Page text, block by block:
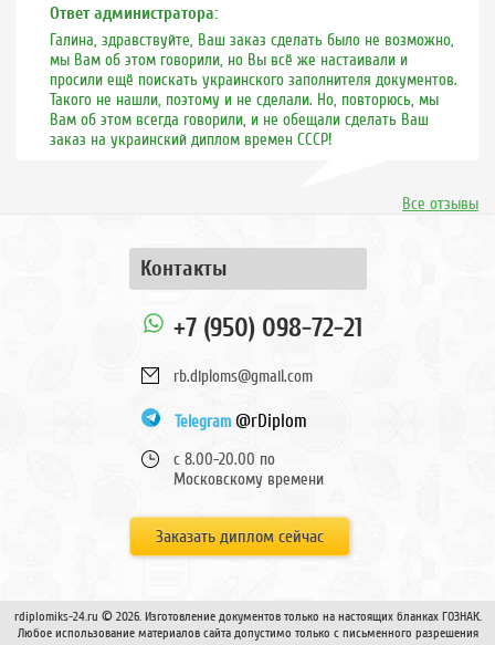
Ответ администратора:
Галина, здравствуйте, Ваш заказ сделать было не возможно,
мы Вам об этом говорили, но Вы всё же настаивали и
просили ещё поискать украинского заполнителя документов.
Такого не нашли, поэтому и не сделали. Но, повторюсь, мы
Вам об этом всегда говорили, и не обещали сделать Ваш
заказ на украинский диплом времен СССР!
Все отзывы
Контакты
+7 (950) 098-72-21
rb.diploms@gmail.com
Telegram@rDiplom
с 8.00-20.00 по
Московскому времени
Заказать диплом сейчас
rdiplomiks-24.ru © 2026. Изготовление документов только на настоящих бланках ГОЗНАК.
Любое использование материалов сайта допустимо только с письменного разрешения